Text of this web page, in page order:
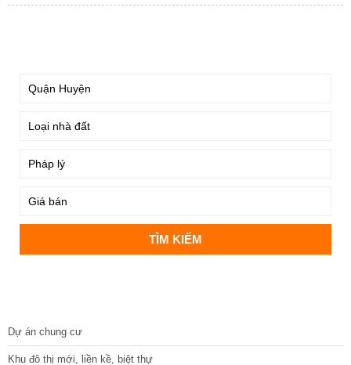
Dự án chung cư
Khu đô thị mới, liền kề, biệt thự